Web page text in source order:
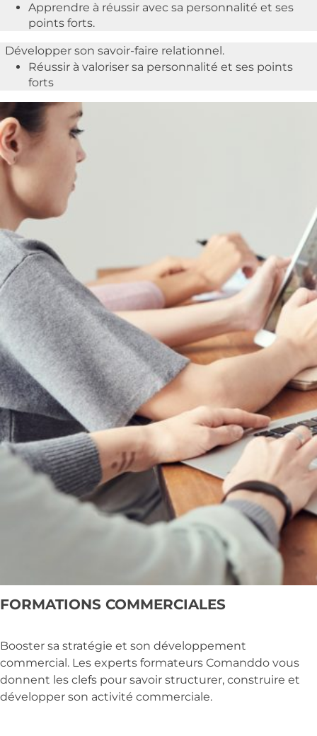
Apprendre à réussir avec sa personnalité et ses
points forts.
Développer son savoir-faire relationnel.
Réussir à valoriser sa personnalité et ses points
forts
FORMATIONS COMMERCIALES
Booster sa stratégie et son développement
commercial. Les experts formateurs Comanddo vous
donnent les clefs pour savoir structurer, construire et
développer son activité commerciale.